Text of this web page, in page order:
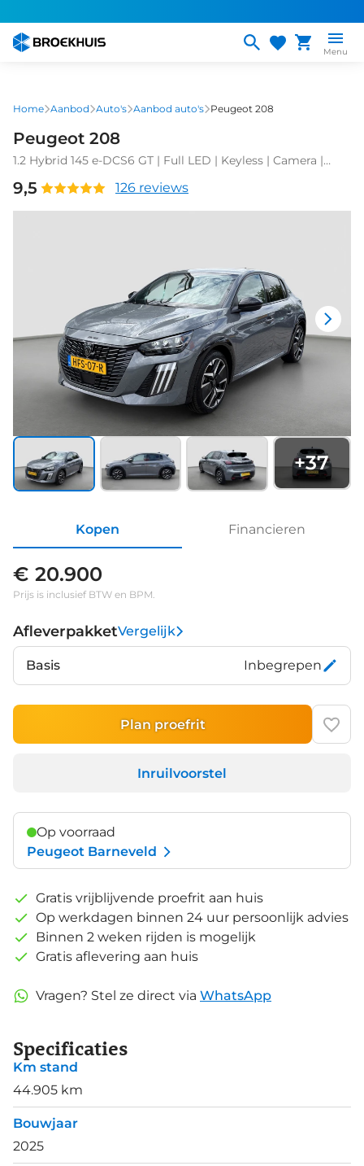
naar
gaan
Menu
Home Aanbod Auto's Aanbod auto's Peugeot 208
Peugeot 208
1.2 Hybrid 145 e-DCS6 GT | Full LED | Keyless | Camera |
|9,5 126 reviews
+37
Kopen Financieren
€ 20.900
Prijs is inclusief BTW en BPM.
AfleverpakketVergelijk
Basis Inbegrepen
Plan proefrit
Inruilvoorstel
Op voorraad
Peugeot Barneveld
Gratis vrijblijvende proefrit aan huis
Op werkdagen binnen 24 uur persoonlijk advies
Binnen 2 weken rijden is mogelijk
Gratis aflevering aan huis
Vragen? Stel ze direct via WhatsApp
Specificaties
Km stand
44.905 km
Bouwjaar
2025